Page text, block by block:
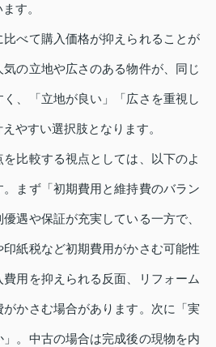
す。
べて購入価格が抑えられることが
の立地や広さのある物件が、同じ
、「立地が良い」「広さを重視し
やすい選択肢となります。
比較する視点としては、以下のよ
まず「初期費用と維持費のバラン
遇や保証が充実している一方で、
紙税など初期費用がかさむ可能性
用を抑えられる反面、リフォーム
かさむ場合があります。次に「実
。中古の場合は完成後の現物を内